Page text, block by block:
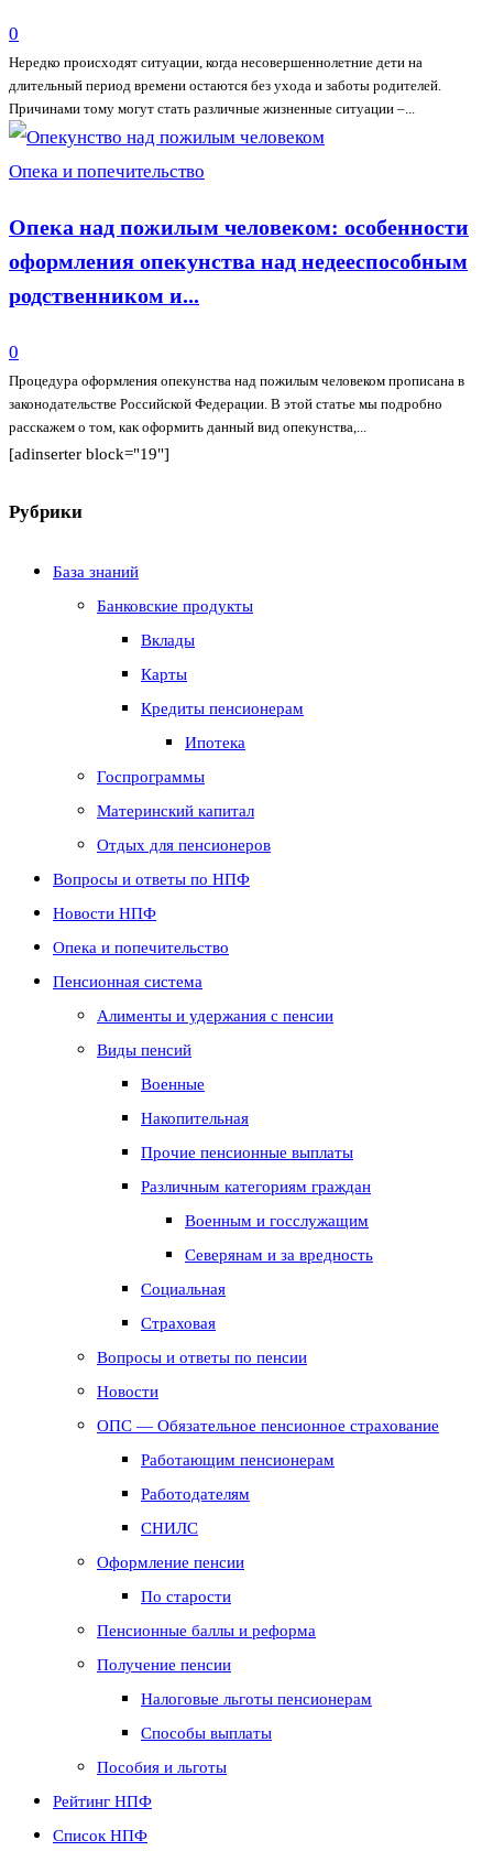
0
Нередко происходят ситуации, когда несовершеннолетние дети на
длительный период времени остаются без ухода и заботы родителей.
Причинами тому могут стать различные жизненные ситуации –...
Опека и попечительство
Опека над пожилым человеком: особенности
оформления опекунства над недееспособным
родственником и...
0
Процедура оформления опекунства над пожилым человеком прописана в
законодательстве Российской Федерации. В этой статье мы подробно
расскажем о том, как оформить данный вид опекунства,...
[adinserter block="19"]
Рубрики
База знаний
Банковские продукты
Вклады
Карты
Кредиты пенсионерам
Ипотека
Госпрограммы
Материнский капитал
Отдых для пенсионеров
Вопросы и ответы по НПФ
Новости НПФ
Опека и попечительство
Пенсионная система
Алименты и удержания с пенсии
Виды пенсий
Военные
Накопительная
Прочие пенсионные выплаты
Различным категориям граждан
Военным и госслужащим
Северянам и за вредность
Социальная
Страховая
Вопросы и ответы по пенсии
Новости
ОПС — Обязательное пенсионное страхование
Работающим пенсионерам
Работодателям
СНИЛС
Оформление пенсии
По старости
Пенсионные баллы и реформа
Получение пенсии
Налоговые льготы пенсионерам
Способы выплаты
Пособия и льготы
Рейтинг НПФ
Список НПФ